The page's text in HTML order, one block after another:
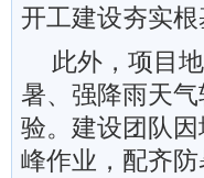
开工建设夯实根
此外，项目
暑、强降雨天
验。建设团队
峰作业，配齐